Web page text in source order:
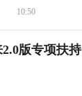
10:50
版专项扶持